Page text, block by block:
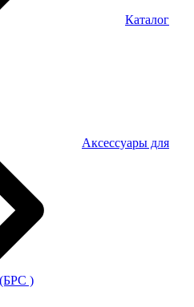
Каталог
Аксессуары для
)